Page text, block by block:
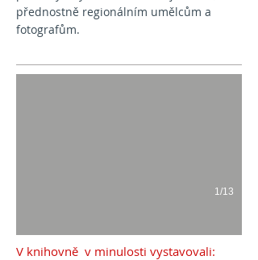
přednostně regionálním umělcům a
fotografům.
Zábranský
1/13
V knihovně v minulosti vystavovali: